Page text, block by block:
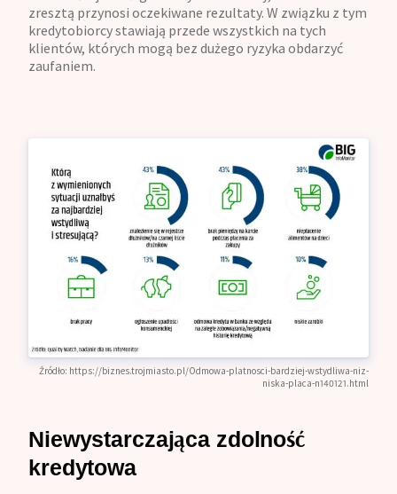
zresztą przynosi oczekiwane rezultaty. W związku z tym
kredytobiorcy stawiają przede wszystkich na tych
klientów, których mogą bez dużego ryzyka obdarzyć
zaufaniem.
Źródło: https://biznes.trojmiasto.pl/Odmowa-platnosci-bardziej-wstydliwa-niz-
niska-placa-n140121.html
Niewystarczająca zdolność
kredytowa